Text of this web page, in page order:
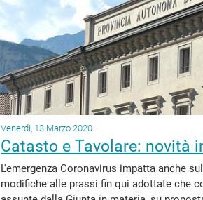
Venerdì, 13 Marzo 2020
Catasto e Tavolare: novità
L'emergenza Coronavirus impatta anche
modifiche alle prassi fin qui adottate che